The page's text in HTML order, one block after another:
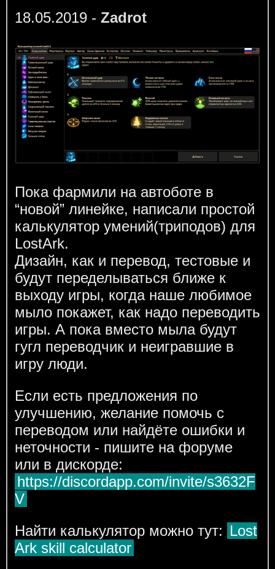
18.05.2019 - Zadrot
Пока фармили на автоботе в
“новой” линейке, написали простой
калькулятор умений(триподов) для
LostArk.
Дизайн, как и перевод, тестовые и
будут переделываться ближе к
выходу игры, когда наше любимое
мыло покажет, как надо переводить
игры. А пока вместо мыла будут
гугл переводчик и неигравшие в
игру люди.
Если есть предложения по
улучшению, желание помочь с
переводом или найдёте ошибки и
неточности - пишите на форуме
или в дискорде:
https://discordapp.com/invite/s3632F
V
Найти калькулятор можно тут: Lost
Ark skill calculator